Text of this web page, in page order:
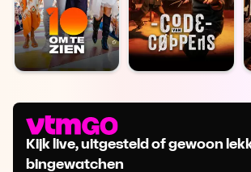
Kijk live, uitgesteld of gewoon
bingewatchen